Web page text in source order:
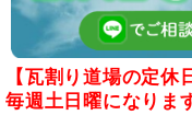
【瓦割り道場の定休
毎週土日曜になりま